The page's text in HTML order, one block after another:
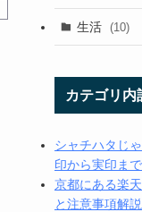
生活 (10)
カテゴリ内
シャチハタじ
印から実印ま
京都にある楽
と注意事項解説